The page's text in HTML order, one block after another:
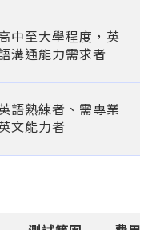
中至大學程度，英
溝通能力需求者
語熟練者、需專業
文能力者